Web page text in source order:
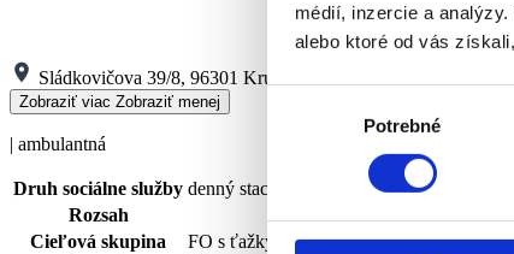
médií, inzercie a
alebo ktoré od vás
Potrebné
Sládkovičova 39/8, 96301 Krupina
Zobraziť viac Zobraziť menej
| ambulantná
Druh sociálne služby denný stacionár
Rozsah
Cieľová skupina
FO s ťažkým zdravotným postihnutím